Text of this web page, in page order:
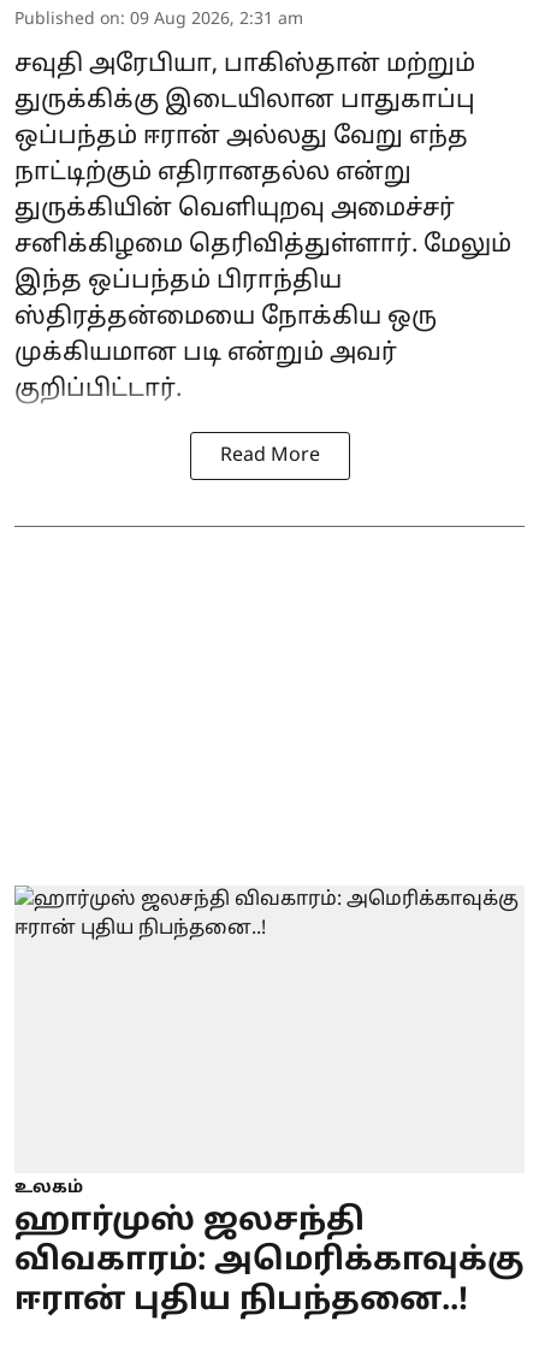
Published on: 09 Aug 2026, 2:31 am
சவுதி அரேபியா, பாகிஸ்தான் மற்றும்
துருக்கிக்கு இடையிலான பாதுகாப்பு
ஒப்பந்தம் ஈரான் அல்லது வேறு எந்த
நாட்டிற்கும் எதிரானதல்ல என்று
துருக்கியின் வெளியுறவு அமைச்சர்
சனிக்கிழமை தெரிவித்துள்ளார். மேலும்
இந்த ஒப்பந்தம் பிராந்திய
ஸ்திரத்தன்மையை நோக்கிய ஒரு
முக்கியமான படி என்றும் அவர்
குறிப்பிட்டார்.
Read More
உலகம்
ஹார்முஸ் ஜலசந்தி
விவகாரம்: அமெரிக்காவுக்கு
ஈரான் புதிய நிபந்தனை..!